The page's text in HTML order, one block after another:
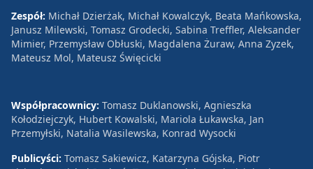
Zespół: Michał Dzierżak, Michał Kowalczyk, Beata Mańkowska,
Janusz Milewski, Tomasz Grodecki, Sabina Treffler, Aleksander
Mimier, Przemysław Obłuski, Magdalena Żuraw, Anna Zyzek,
Mateusz Mol, Mateusz Święcicki
Współpracownicy: Tomasz Duklanowski, Agnieszka
Kołodziejczyk, Hubert Kowalski, Mariola Łukawska, Jan
Przemyłski, Natalia Wasilewska, Konrad Wysocki
Publicyści: Tomasz Sakiewicz, Katarzyna Gójska, Piotr